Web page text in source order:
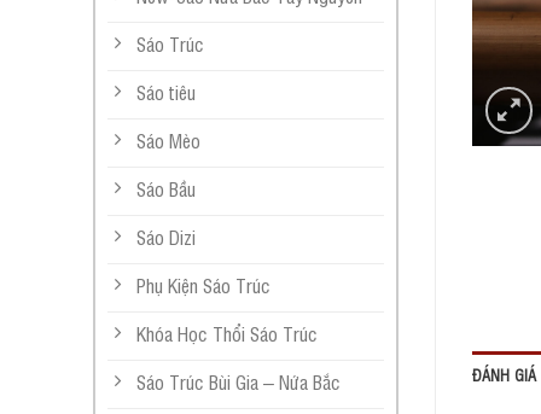
Sáo Trúc
Sáo tiêu
Sáo Mèo
Sáo Bầu
Sáo Dizi
Phụ Kiện Sáo Trúc
Khóa Học Thổi Sáo Trúc
Sáo Trúc Bùi Gia – Nứa Bắc
ĐÁNH GIÁ